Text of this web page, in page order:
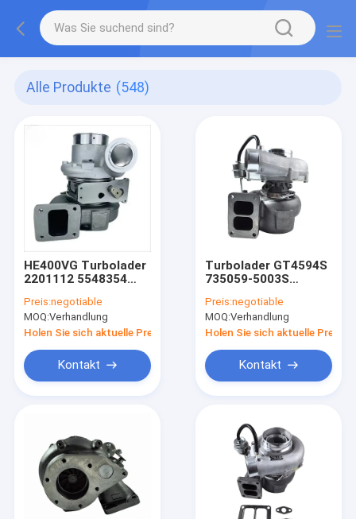
Alle Produkte (548)
HE400VG Turbolader
2201112 5548354
2154699 2136753
2128139PEX Turbo
Für DAF XF CF EURO6
MX13 MX11-Motor
Preis:negotiable
MOQ:Verhandlung
Holen Sie sich aktuelle Preis
Kontakt
Turbolader GT4594S
735059-5003S
1443766 1448806
1453028 1453029
TURBO Für den DAF
Lkw XF95 Motor
12,6L XE390CIL
Preis:negotiable
MOQ:Verhandlung
Holen Sie sich aktuelle Preis
Kontakt